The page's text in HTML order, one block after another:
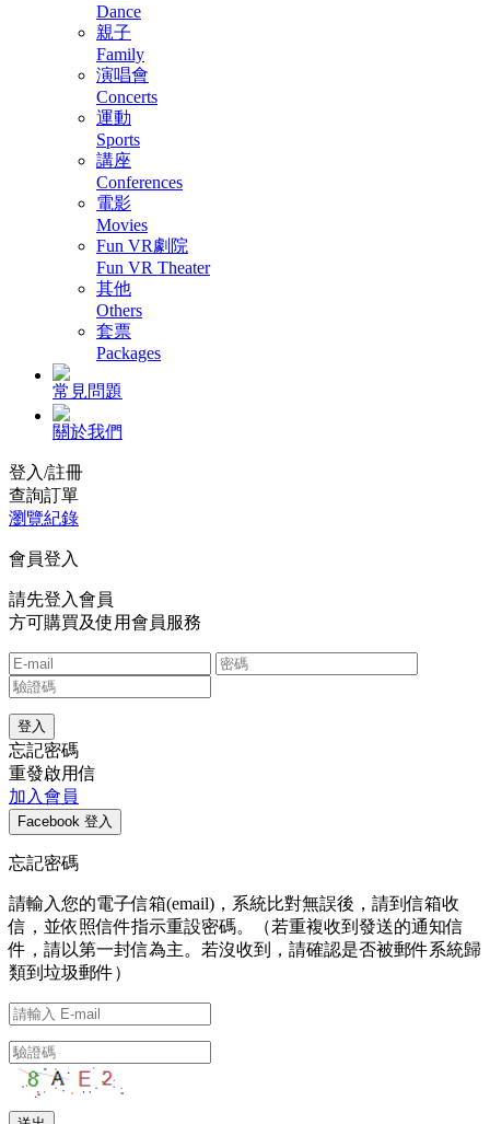
Dance
親子
Family
演唱會
Concerts
運動
Sports
講座
Conferences
電影
Movies
Fun VR劇院
Fun VR Theater
其他
Others
套票
Packages
常見問題
關於我們
登入/註冊
查詢訂單
瀏覽紀錄
會員登入
請先登入會員
方可購買及使用會員服務
忘記密碼
重發啟用信
加入會員
忘記密碼
請輸入您的電子信箱(email)，系統比對無誤後，請到信箱收
信，並依照信件指示重設密碼。（若重複收到發送的通知信
件，請以第一封信為主。若沒收到，請確認是否被郵件系統歸
類到垃圾郵件）